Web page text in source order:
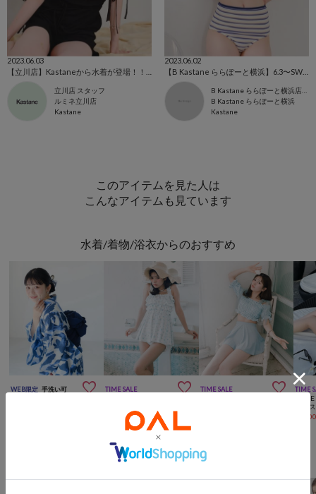
2023.06.03
立川店 スタッフ
ルミネ立川店
Kastane
2023.06.02
【B Kastane ららぽーと横浜】6.3〜SWIM WEAR発売！
B Kastane ららぽーと横浜
Kastane
このアイテムを見た人は
こんなアイテムも見ています
水着/着物/浴衣からのおすすめ
WEB限定 手洗い可  TIME SALE 
6,000 (30%OFF)
TIME SALE  TIME
Kastaneからのおすすめ